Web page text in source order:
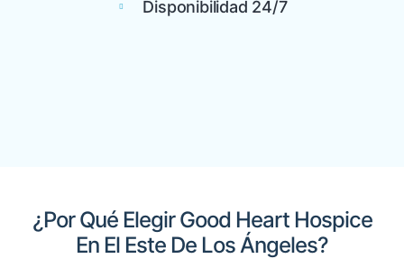
Disponibilidad 24/7
¿Por Qué Elegir Good Heart Hospice
En El Este De Los Ángeles?